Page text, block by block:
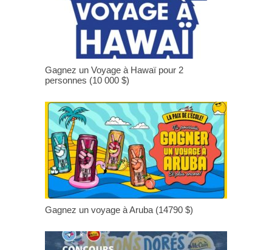
Gagnez un Voyage à Hawaï pour 2
personnes (10 000 $)
Gagnez un voyage à Aruba (14790 $)